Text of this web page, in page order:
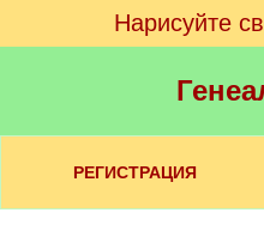
Нарисуйте
РЕГИСТРАЦИЯ